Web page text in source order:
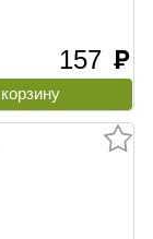
157 руб